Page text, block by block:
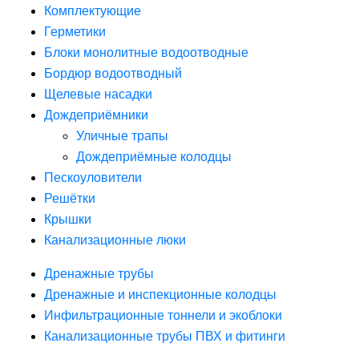
Комплектующие
Герметики
Блоки монолитные водоотводные
Бордюр водоотводный
Щелевые насадки
Дождеприёмники
Уличные трапы
Дождеприёмные колодцы
Пескоуловители
Решётки
Крышки
Канализационные люки
Дренажные трубы
Дренажные и инспекционные колодцы
Инфильтрационные тоннели и экоблоки
Канализационные трубы ПВХ и фитинги